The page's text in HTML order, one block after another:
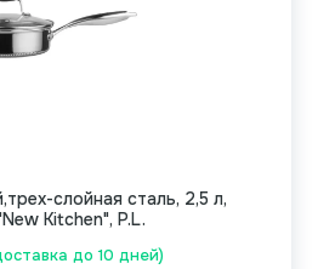
до 10 дней)
слойная сталь, 2,5 л,
Kitchen", P.L.